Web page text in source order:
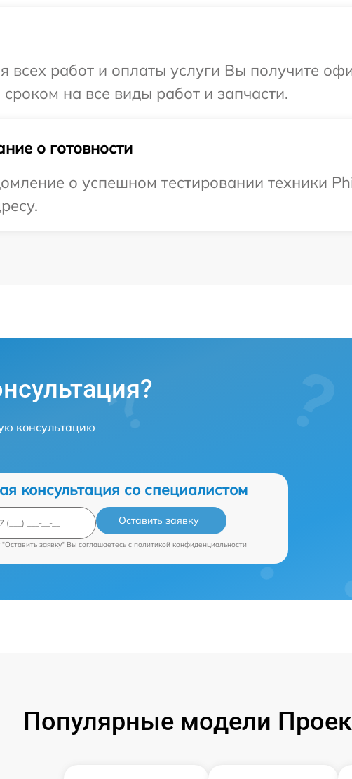
всех работ и оплаты услуги Вы получите
сроком на все виды работ и запчасти.
о готовности
о успешном тестировании техники
консультацию
консультация со специалистом
Оставить заявку
заявку" Вы соглашаетесь c политикой конфиденциальности
Популярные модели